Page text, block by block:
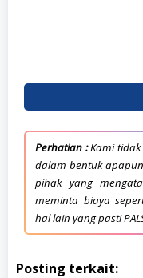
Perhatian :Kami
dalam bentuk
pihak yang
meminta biaya
hal lain yang pasti
Posting terkait: